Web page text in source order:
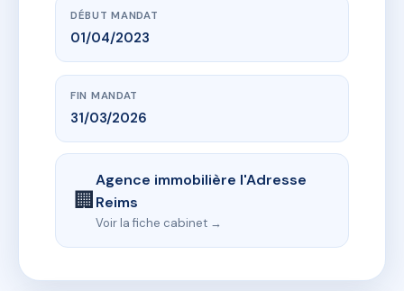
DÉBUT MANDAT
01/04/2023
FIN MANDAT
31/03/2026
🏢
Agence immobilière l'Adresse
Reims
Voir la fiche cabinet →